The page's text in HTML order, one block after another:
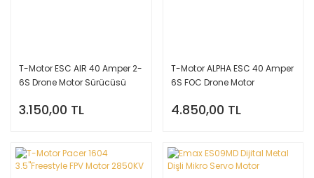
T-Motor ESC AIR 40 Amper 2-
6S Drone Motor Sürücüsü
3.150,00 TL
T-Motor ALPHA ESC 40 Amper
6S FOC Drone Motor
4.850,00 TL